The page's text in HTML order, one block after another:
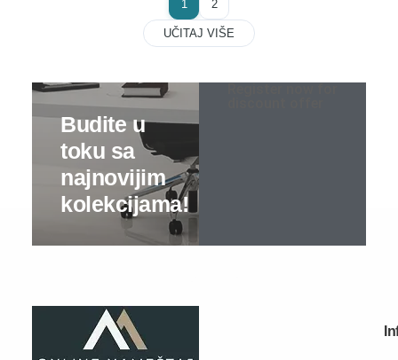
1 2
UČITAJ VIŠE
Kompleti
Dečiji auto kreveti
Dečiji kreveti
Oprema za dečije krevete
Dečiji radni stolovi